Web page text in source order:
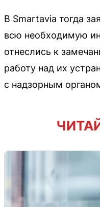
В Smartavia тогда
всю необходимую
отнеслись к
работу над их
с надзорным